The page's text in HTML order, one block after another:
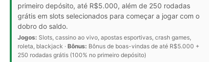
primeiro depósito, até R$5.000, além de 250 rodadas
grátis em slots selecionados para começar a jogar com o
dobro do saldo.
Jogos: Slots, cassino ao vivo, apostas esportivas, crash games,
roleta, blackjack · Bônus: Bônus de boas-vindas de até R$5.000 +
250 rodadas grátis (100% no primeiro depósito)